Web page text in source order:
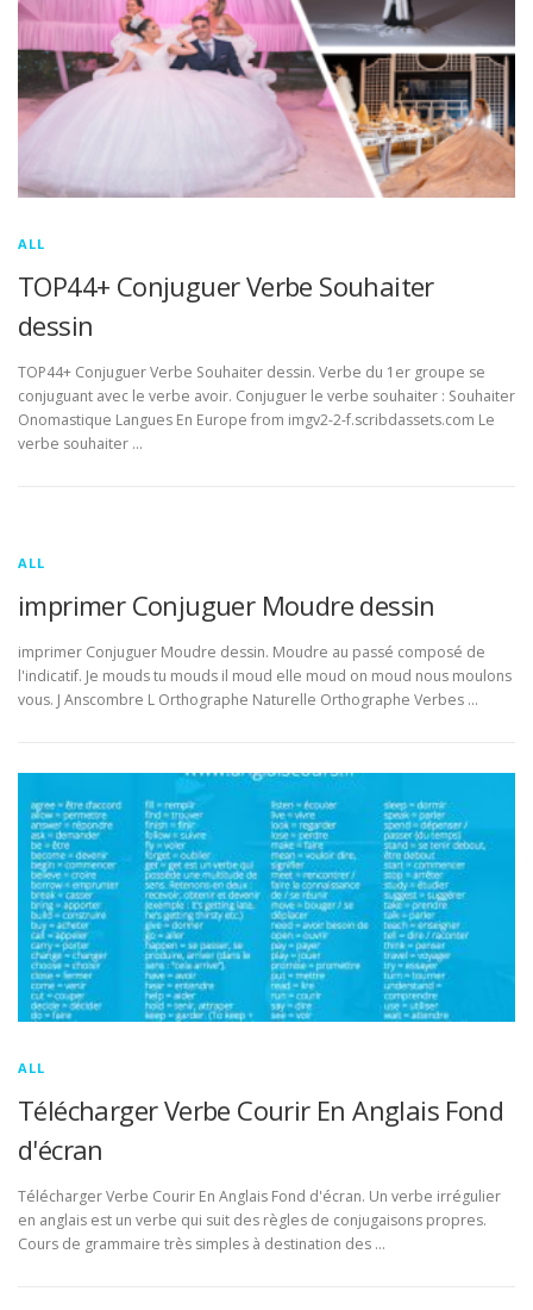
ALL
TOP44+ Conjuguer Verbe Souhaiter
dessin
TOP44+ Conjuguer Verbe Souhaiter dessin. Verbe du 1er groupe se
conjuguant avec le verbe avoir. Conjuguer le verbe souhaiter : Souhaiter
Onomastique Langues En Europe from imgv2-2-f.scribdassets.com Le
verbe souhaiter …
ALL
imprimer Conjuguer Moudre dessin
imprimer Conjuguer Moudre dessin. Moudre au passé composé de
l'indicatif. Je mouds tu mouds il moud elle moud on moud nous moulons
vous. J Anscombre L Orthographe Naturelle Orthographe Verbes …
ALL
Télécharger Verbe Courir En Anglais Fond
d'écran
Télécharger Verbe Courir En Anglais Fond d'écran. Un verbe irrégulier
en anglais est un verbe qui suit des règles de conjugaisons propres.
Cours de grammaire très simples à destination des …